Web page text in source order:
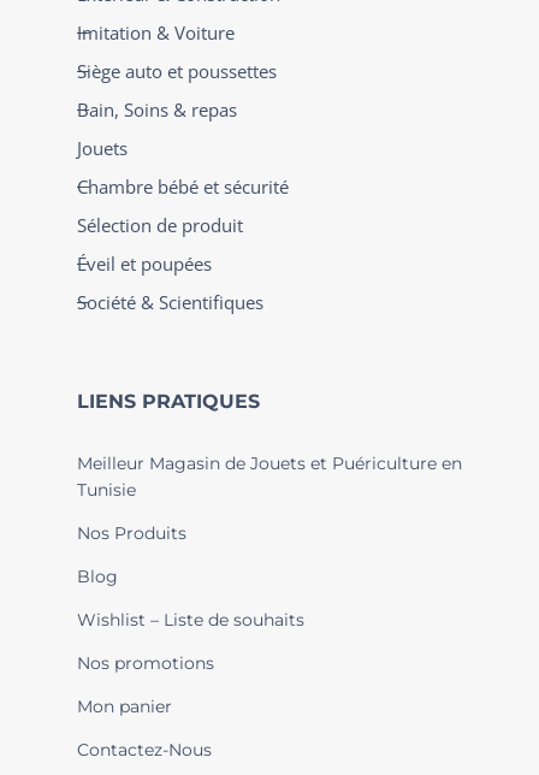
Imitation & Voiture
Siège auto et poussettes
Bain, Soins & repas
Jouets
Chambre bébé et sécurité
Sélection de produit
Éveil et poupées
Société & Scientifiques
LIENS PRATIQUES
Meilleur Magasin de Jouets et Puériculture en
Tunisie
Nos Produits
Blog
Wishlist – Liste de souhaits
Nos promotions
Mon panier
Contactez-Nous